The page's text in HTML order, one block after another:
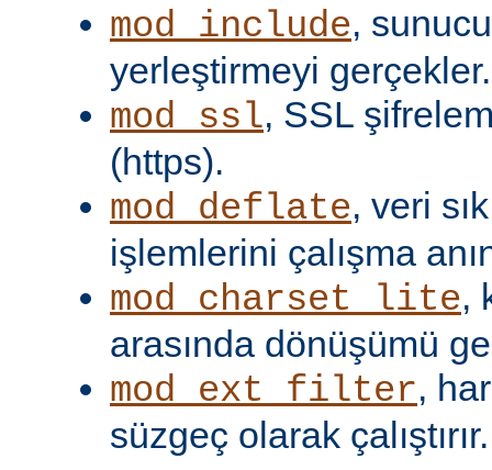
mod_include,
yerleştirmeyi gerçekler.
mod_ssl, SSL
(https).
mod_deflate, veri
işlemlerini çalışma
mod_charset_lite,
arasında dönüşümü
mod_ext_filter,
süzgeç olarak çalıştırır.